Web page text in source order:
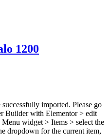
1200
imported. Please go
Builder with Elementor > edit
widget > Items > select the
dropdown for the current item,